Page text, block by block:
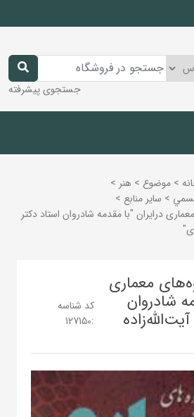
جستجوی پیشرفته
> موضوع > هنر >
> ساير منابع >
درایران "با مقدمه شادروان استاد دکتر
معماری
شادروان
کد شناسه
:
127150